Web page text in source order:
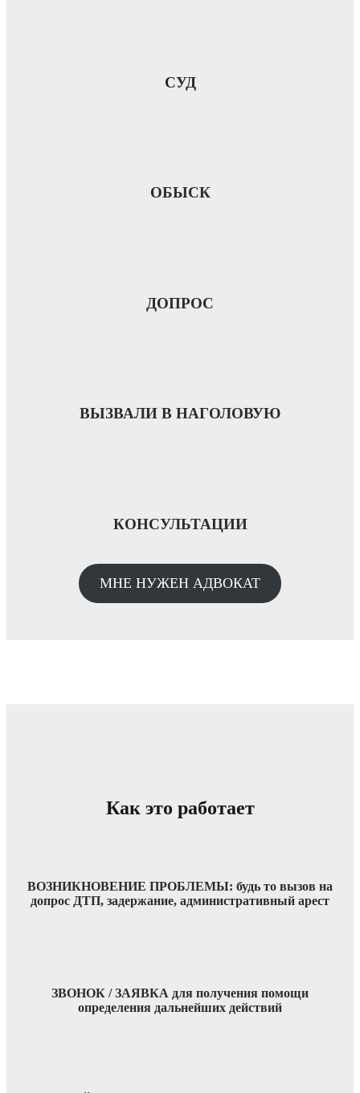
СУД
ОБЫСК
ДОПРОС
ВЫЗВАЛИ В НАГОЛОВУЮ
КОНСУЛЬТАЦИИ
МНЕ НУЖЕН АДВОКАТ
Как это работает
ВОЗНИКНОВЕНИЕ ПРОБЛЕМЫ: будь то вызов на
допрос ДТП, задержание, административный арест
ЗВОНОК / ЗАЯВКА для получения помощи
определения дальнейших действий